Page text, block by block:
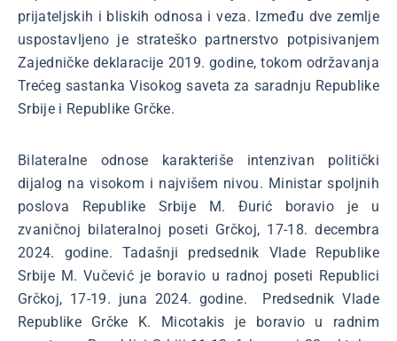
prijateljskih i bliskih odnosa i veza. Između dve zemlje
uspostavljeno je strateško partnerstvo potpisivanjem
Zajedničke deklaracije 2019. godine, tokom održavanja
Trećeg sastanka Visokog saveta za saradnju Republike
Srbije i Republike Grčke.
Bilateralne odnose karakteriše intenzivan politički
dijalog na visokom i najvišem nivou. Ministar spoljnih
poslova Republike Srbije M. Đurić boravio je u
zvaničnoj bilateralnoj poseti Grčkoj, 17-18. decembra
2024. godine. Tadašnji predsednik Vlade Republike
Srbije M. Vučević je boravio u radnoj poseti Republici
Grčkoj, 17-19. juna 2024. godine. Predsednik Vlade
Republike Grčke K. Micotakis je boravio u radnim